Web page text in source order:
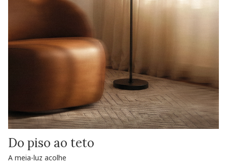
Do piso ao teto
A meia-luz acolhe